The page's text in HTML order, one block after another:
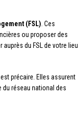
(FSL) . Ces
ou proposer des
du FSL de votre lieu
précaire. Elles assurent
réseau national des